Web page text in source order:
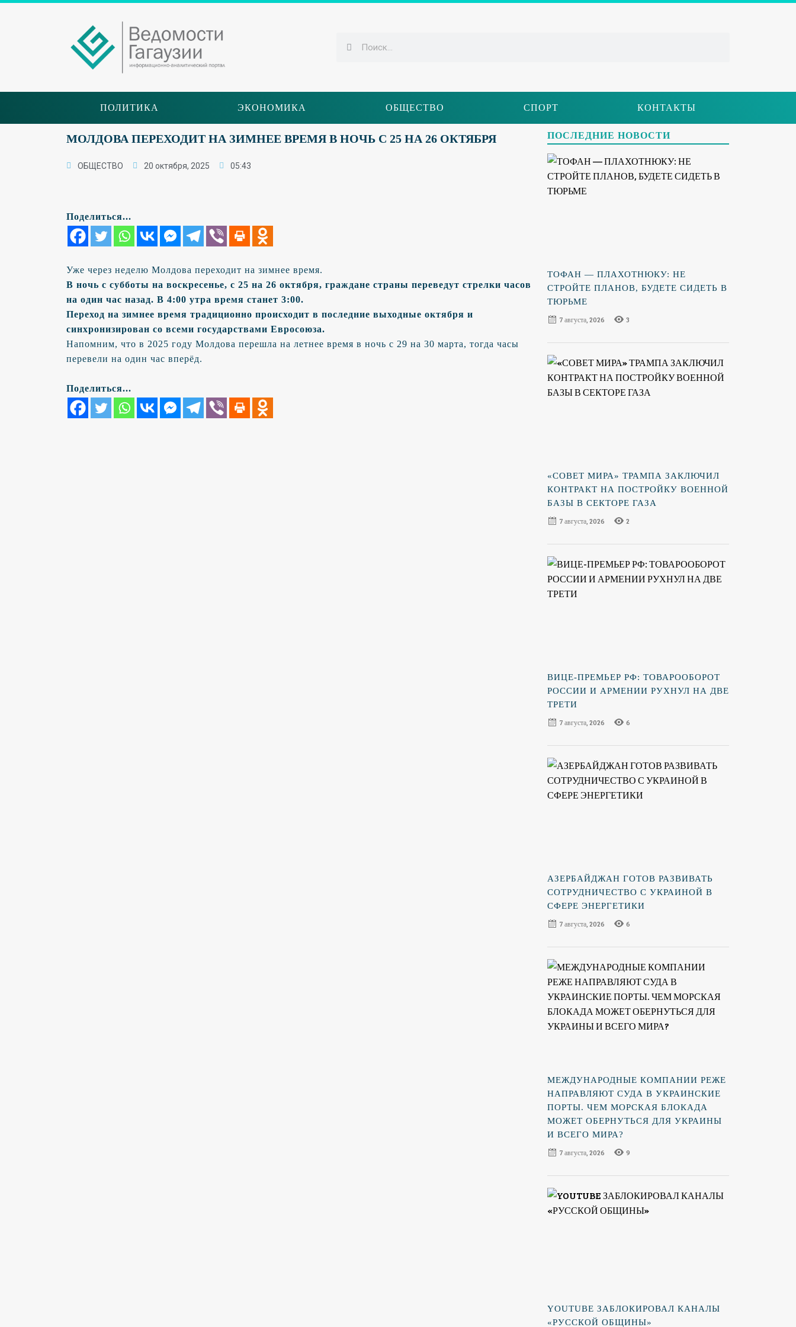
ПОЛИТИКА ЭКОНОМИКА ОБЩЕСТВО СПОРТ КОНТАКТЫ
МОЛДОВА ПЕРЕХОДИТ НА ЗИМНЕЕ ВРЕМЯ В НОЧЬ С 25 НА 26 ОКТЯБРЯ
ОБЩЕСТВО 20 октября, 2025 05:43
Поделиться...
Уже через неделю Молдова переходит на зимнее время.
В ночь с субботы на воскресенье, с 25 на 26 октября, граждане страны переведут стрелки часов
на один час назад. В 4:00 утра время станет 3:00.
Переход на зимнее время традиционно происходит в последние выходные октября и
синхронизирован со всеми государствами Евросоюза.
Напомним, что в 2025 году Молдова перешла на летнее время в ночь с 29 на 30 марта, тогда часы
перевели на один час вперёд.
Поделиться...
ПОСЛЕДНИЕ НОВОСТИ
ТОФАН — ПЛАХОТНЮКУ: НЕ
СТРОЙТЕ ПЛАНОВ, БУДЕТЕ СИДЕТЬ В
ТЮРЬМЕ
7 августа, 2026
3
«СОВЕТ МИРА» ТРАМПА ЗАКЛЮЧИЛ
КОНТРАКТ НА ПОСТРОЙКУ ВОЕННОЙ
БАЗЫ В СЕКТОРЕ ГАЗА
7 августа, 2026
2
ВИЦЕ-ПРЕМЬЕР РФ: ТОВАРООБОРОТ
РОССИИ И АРМЕНИИ РУХНУЛ НА ДВЕ
ТРЕТИ
7 августа, 2026
6
АЗЕРБАЙДЖАН ГОТОВ РАЗВИВАТЬ
СОТРУДНИЧЕСТВО С УКРАИНОЙ В
СФЕРЕ ЭНЕРГЕТИКИ
7 августа, 2026
6
МЕЖДУНАРОДНЫЕ КОМПАНИИ РЕЖЕ
НАПРАВЛЯЮТ СУДА В УКРАИНСКИЕ
ПОРТЫ. ЧЕМ МОРСКАЯ БЛОКАДА
МОЖЕТ ОБЕРНУТЬСЯ ДЛЯ УКРАИНЫ
И ВСЕГО МИРА?
7 августа, 2026
9
YOUTUBE ЗАБЛОКИРОВАЛ КАНАЛЫ
«РУССКОЙ ОБЩИНЫ»